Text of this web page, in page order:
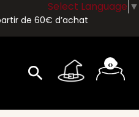
de 60€ d’achat
search 0
Select Language ▼